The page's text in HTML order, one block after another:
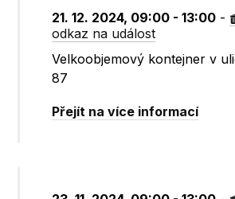
21. 12. 2024, 09:00 - 13:00 -
odkaz na událost
Velkoobjemový kontejner v
87
Přejít na více informací